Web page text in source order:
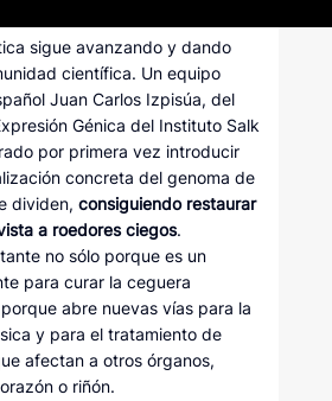
sigue avanzando y dando
científica. Un equipo
Juan Carlos Izpisúa, del
Génica del Instituto Salk
por primera vez introducir
concreta del genoma de
dividen, consiguiendo restaurar
a roedores ciegos.
no sólo porque es un
para curar la ceguera
abre nuevas vías para la
y para el tratamiento de
afectan a otros órganos,
o riñón.